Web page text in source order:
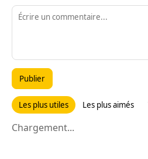
Publier
Les plus utiles Les plus aimés
Chargement...